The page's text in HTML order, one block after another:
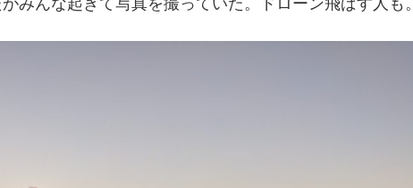
みんな起きて写真を撮っていた。ドローン飛ばす人も。